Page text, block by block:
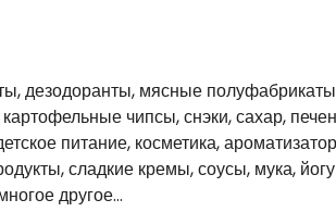
дезодоранты, мясные
чипсы, снэки, сахар,
питание, косметика,
сладкие кремы, соусы, мука,
другое…